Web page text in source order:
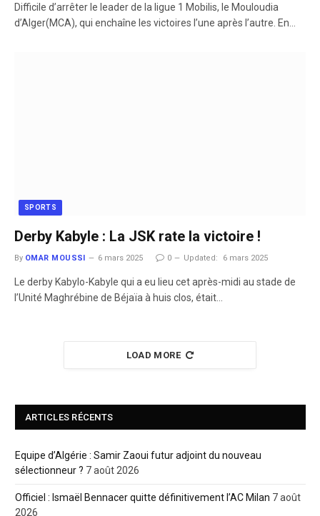
Difficile d’arrêter le leader de la ligue 1 Mobilis, le Mouloudia
d’Alger(MCA), qui enchaîne les victoires l’une après l’autre. En…
SPORTS
Derby Kabyle : La JSK rate la victoire !
By OMAR MOUSSI 6 mars 2025 0 Updated: 6 mars 2025
Le derby Kabylo-Kabyle qui a eu lieu cet après-midi au stade de
l’Unité Maghrébine de Béjaïa à huis clos, était…
LOAD MORE
ARTICLES RÉCENTS
Equipe d’Algérie : Samir Zaoui futur adjoint du nouveau
sélectionneur ? 7 août 2026
Officiel : Ismaël Bennacer quitte définitivement l’AC Milan 7 août
2026